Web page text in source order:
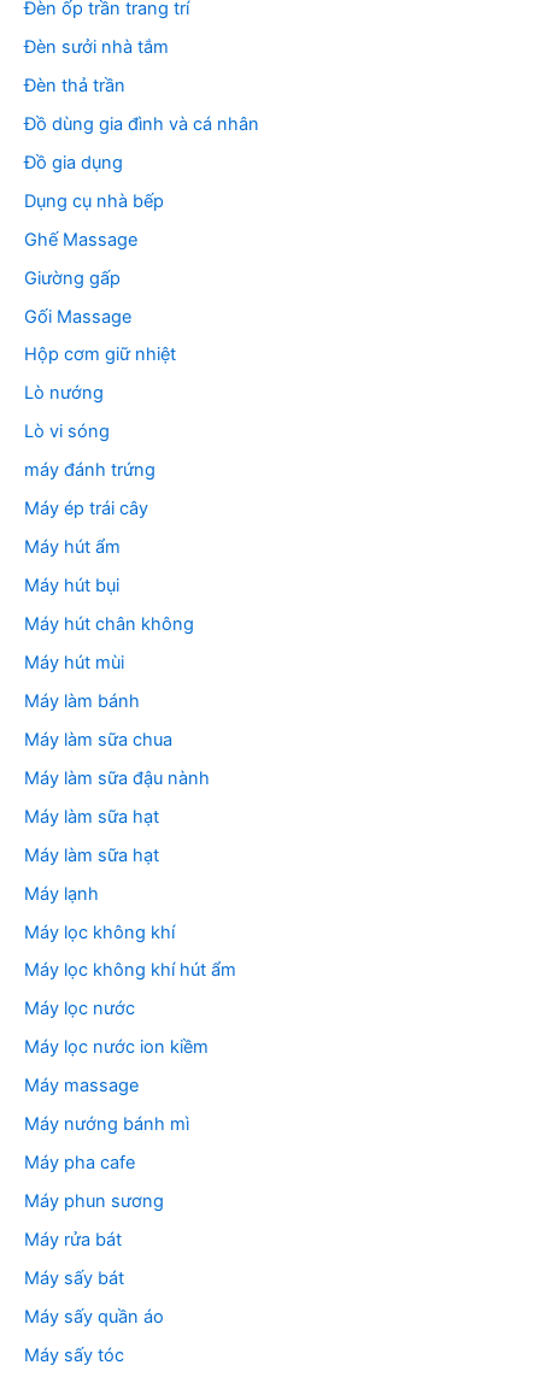
Đèn ốp trần trang trí
Đèn sưởi nhà tắm
Đèn thả trần
Đồ dùng gia đình và cá nhân
Đồ gia dụng
Dụng cụ nhà bếp
Ghế Massage
Giường gấp
Gối Massage
Hộp cơm giữ nhiệt
Lò nướng
Lò vi sóng
máy đánh trứng
Máy ép trái cây
Máy hút ẩm
Máy hút bụi
Máy hút chân không
Máy hút mùi
Máy làm bánh
Máy làm sữa chua
Máy làm sữa đậu nành
Máy làm sữa hạt
Máy làm sữa hạt
Máy lạnh
Máy lọc không khí
Máy lọc không khí hút ẩm
Máy lọc nước
Máy lọc nước ion kiềm
Máy massage
Máy nướng bánh mì
Máy pha cafe
Máy phun sương
Máy rửa bát
Máy sấy bát
Máy sấy quần áo
Máy sấy tóc